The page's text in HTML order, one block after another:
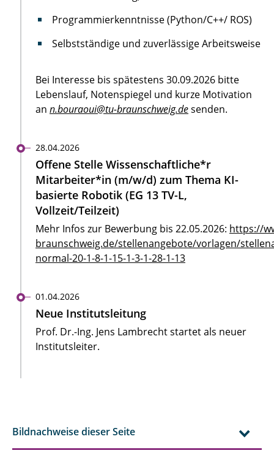
Programmierkenntnisse (Python/C++/ ROS)
Selbstständige und zuverlässige Arbeitsweise
Bei Interesse bis spätestens 30.09.2026 bitte
Lebenslauf, Notenspiegel und kurze Motivation
an n.bouraoui@tu-braunschweig.desenden.
28.04.2026
Offene Stelle Wissenschaftliche*r
Mitarbeiter*in (m/w/d) zum Thema KI-
basierte Robotik (EG 13 TV-L,
Vollzeit/Teilzeit)
Mehr Infos zur Bewerbung bis 22.05.2026: https://
braunschweig.de/stellenangebote/vorlagen/
normal-20-1-8-1-15-1-3-1-28-1-13
01.04.2026
Neue Institutsleitung
Prof. Dr.-Ing. Jens Lambrecht startet als neuer
Institutsleiter.
Bildnachweise dieser Seite